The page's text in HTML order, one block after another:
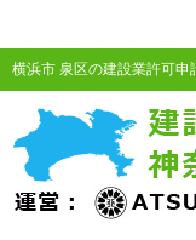
横浜市 泉区の建設業許可申